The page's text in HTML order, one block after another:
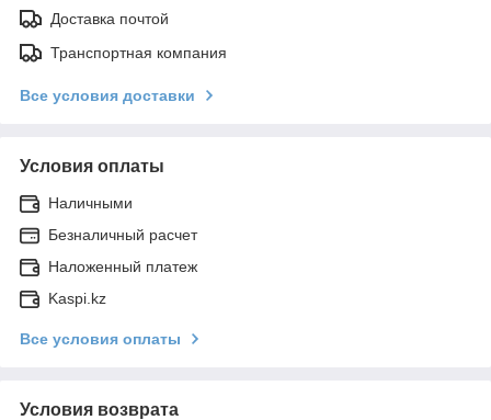
Доставка почтой
Транспортная компания
Все условия доставки
Условия оплаты
Наличными
Безналичный расчет
Наложенный платеж
Kaspi.kz
Все условия оплаты
Условия возврата